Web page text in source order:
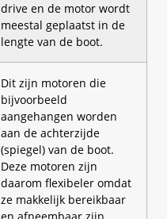
drive en de motor wordt
meestal geplaatst in de
lengte van de boot.
Dit zijn motoren die
bijvoorbeeld
aangehangen worden
aan de achterzijde
(spiegel) van de boot.
Deze motoren zijn
daarom flexibeler omdat
ze makkelijk bereikbaar
en afneembaar zijn.